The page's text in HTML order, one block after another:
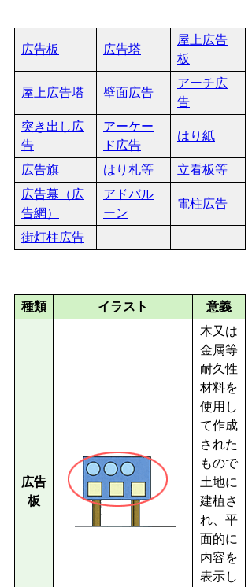
広告板 広告塔
屋上広告
板
屋上広告塔 壁面広告
アーチ広
告
突き出し広
告
アーケー
ド広告
はり紙
広告旗 はり札等
立看板等
広告幕（広
告網）
アドバル
ーン
電柱広告
街灯柱広告
種類 イラスト 意義
広告
板
木又は
金属等
耐久性
材料を
使用し
て作成
された
もので
土地に
建植さ
れ、平
面的に
内容を
表示し